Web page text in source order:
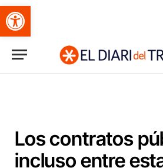
Obre la barra d'eines
Los contratos
incluso entre